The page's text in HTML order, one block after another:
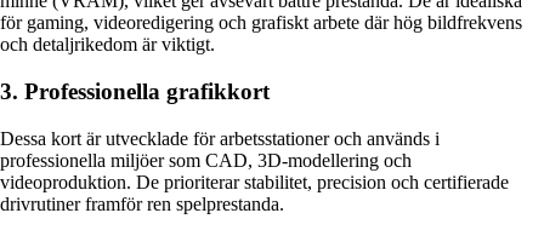
för gaming, videoredigering och grafiskt arbete där hög bildfrekvens
och detaljrikedom är viktigt.
3. Professionella grafikkort
Dessa kort är utvecklade för arbetsstationer och används i
professionella miljöer som CAD, 3D-modellering och
videoproduktion. De prioriterar stabilitet, precision och certifierade
drivrutiner framför ren spelprestanda.